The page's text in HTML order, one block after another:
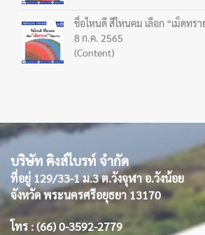
ชื่อไหนดี สีไหนคม เลือก “เม็ดทรา
8 ก.ค. 2565
(Content)
บริษัท คิงส์ไบรท์ จำกัด
ที่อยู่ 129/33-1 ม.3 ต.วังจุฬา อ.วังน้อย
จังหวัด พระนครศรีอยุธยา 13170
โทร : (66) 0-3592-2779